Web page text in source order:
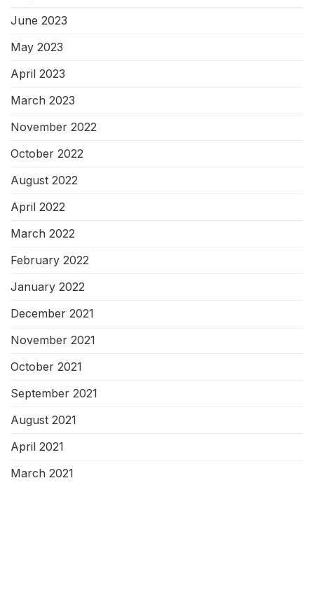
June 2023
May 2023
April 2023
March 2023
November 2022
October 2022
August 2022
April 2022
March 2022
February 2022
January 2022
December 2021
November 2021
October 2021
September 2021
August 2021
April 2021
March 2021